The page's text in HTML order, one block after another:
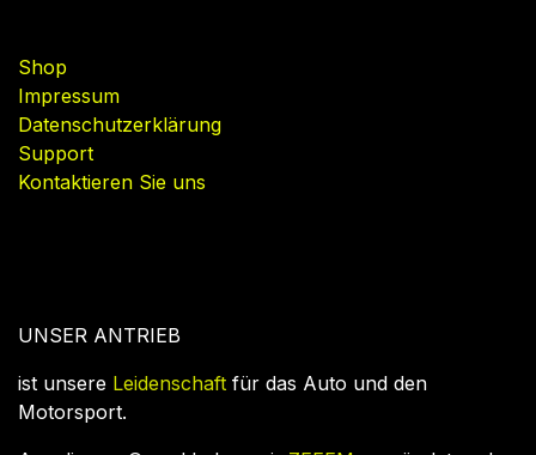
Shop
Impressum
Datenschutzerklärung
Support
Kontaktieren Sie uns
UNSER ANTRIEB
ist unsere Leidenschaft für das Auto und den
Motorsport.